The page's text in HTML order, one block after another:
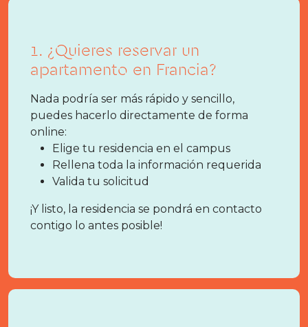
1. ¿Quieres reservar un
apartamento en Francia?
Nada podría ser más rápido y sencillo,
puedes hacerlo directamente de forma
online:
Elige tu residencia en el campus
Rellena toda la información requerida
Valida tu solicitud
¡Y listo, la residencia se pondrá en contacto
contigo lo antes posible!